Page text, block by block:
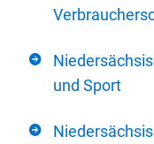
und Sport